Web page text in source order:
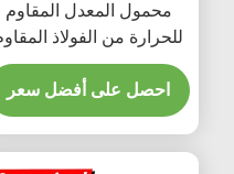
محمول المعدل المقاوم
للحرارة من الفولاذ المقاوم
للصدأ
احصل على أفضل سعر